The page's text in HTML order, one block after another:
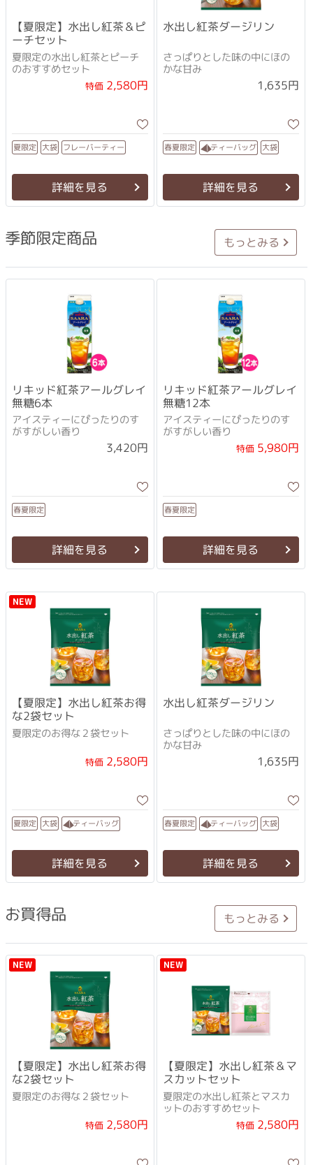
【夏限定】水出し紅茶＆ピ
ーチセット
夏限定の水出し紅茶とピーチ
のおすすめセット
特価2,580円
夏限定 大袋 フレーバーティー
詳細を見る
水出し紅茶ダージリン
さっぱりとした味の中にほの
かな甘み
1,635円
春夏限定 ティーバッグ 大袋
詳細を見る
季節限定商品 もっとみる
リキッド紅茶アールグレイ
無糖6本
アイスティーにぴったりのす
がすがしい香り
3,420円
春夏限定
詳細を見る
リキッド紅茶アールグレイ
無糖12本
アイスティーにぴったりのす
がすがしい香り
特価5,980円
春夏限定
詳細を見る
NEW
【夏限定】水出し紅茶お得
な2袋セット
夏限定のお得な２袋セット
特価2,580円
夏限定 大袋 ティーバッグ
詳細を見る
水出し紅茶ダージリン
さっぱりとした味の中にほの
かな甘み
1,635円
春夏限定 ティーバッグ 大袋
詳細を見る
お買得品 もっとみる
NEW
【夏限定】水出し紅茶お得
な2袋セット
夏限定のお得な２袋セット
特価2,580円
NEW
【夏限定】水出し紅茶＆マ
スカットセット
夏限定の水出し紅茶とマスカ
ットのおすすめセット
特価2,580円